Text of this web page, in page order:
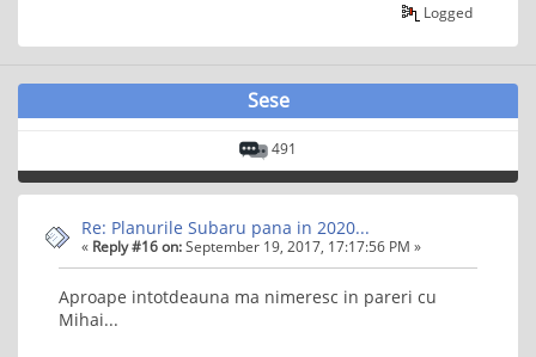
Logged
Sese
491
Re: Planurile Subaru pana in 2020...
« Reply #16 on:September 19, 2017, 17:17:56 PM »
Aproape intotdeauna ma nimeresc in pareri cu
Mihai...